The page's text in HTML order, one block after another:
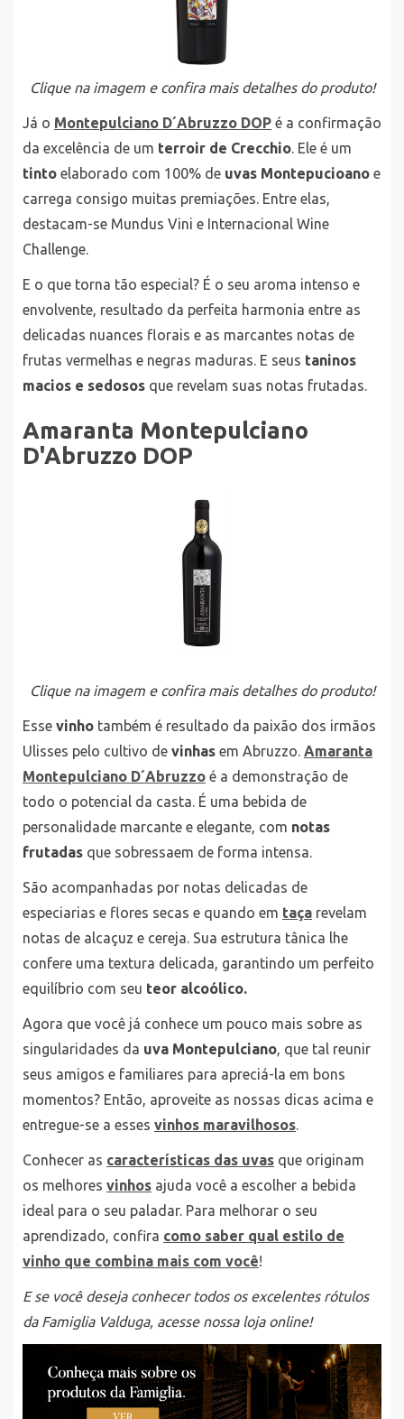
Clique na imagem e confira mais detalhes do produto!
Já o Montepulciano D´Abruzzo DOP é a confirmação
da excelência de um terroir de Crecchio. Ele é um
tinto elaborado com 100% de uvas Montepucioano e
carrega consigo muitas premiações. Entre elas,
destacam-se Mundus Vini e Internacional Wine
Challenge.
E o que torna tão especial? É o seu aroma intenso e
envolvente, resultado da perfeita harmonia entre as
delicadas nuances florais e as marcantes notas de
frutas vermelhas e negras maduras. E seus taninos
macios e sedosos que revelam suas notas frutadas.
Amaranta Montepulciano
D'Abruzzo DOP
Clique na imagem e confira mais detalhes do produto!
Esse vinho também é resultado da paixão dos irmãos
Ulisses pelo cultivo de vinhas em Abruzzo. Amaranta
Montepulciano D´Abruzzo é a demonstração de
todo o potencial da casta. É uma bebida de
personalidade marcante e elegante, com notas
frutadas que sobressaem de forma intensa.
São acompanhadas por notas delicadas de
especiarias e flores secas e quando em taça revelam
notas de alcaçuz e cereja. Sua estrutura tânica lhe
confere uma textura delicada, garantindo um perfeito
equilíbrio com seu teor alcoólico.
Agora que você já conhece um pouco mais sobre as
singularidades da uva Montepulciano, que tal reunir
seus amigos e familiares para apreciá-la em bons
momentos? Então, aproveite as nossas dicas acima e
entregue-se a esses vinhos maravilhosos.
Conhecer as características das uvas que originam
os melhores vinhos ajuda você a escolher a bebida
ideal para o seu paladar. Para melhorar o seu
aprendizado, confira como saber qual estilo de
vinho que combina mais com você!
E se você deseja conhecer todos os excelentes rótulos
da Famiglia Valduga, acesse nossa loja online!